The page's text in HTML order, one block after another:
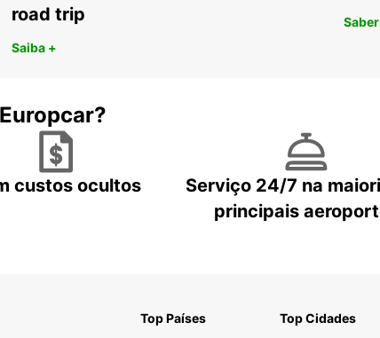
road trip
Saiba +
custos ocultos
Serviço 24/7 na
principais
Top Países
Top Cidades